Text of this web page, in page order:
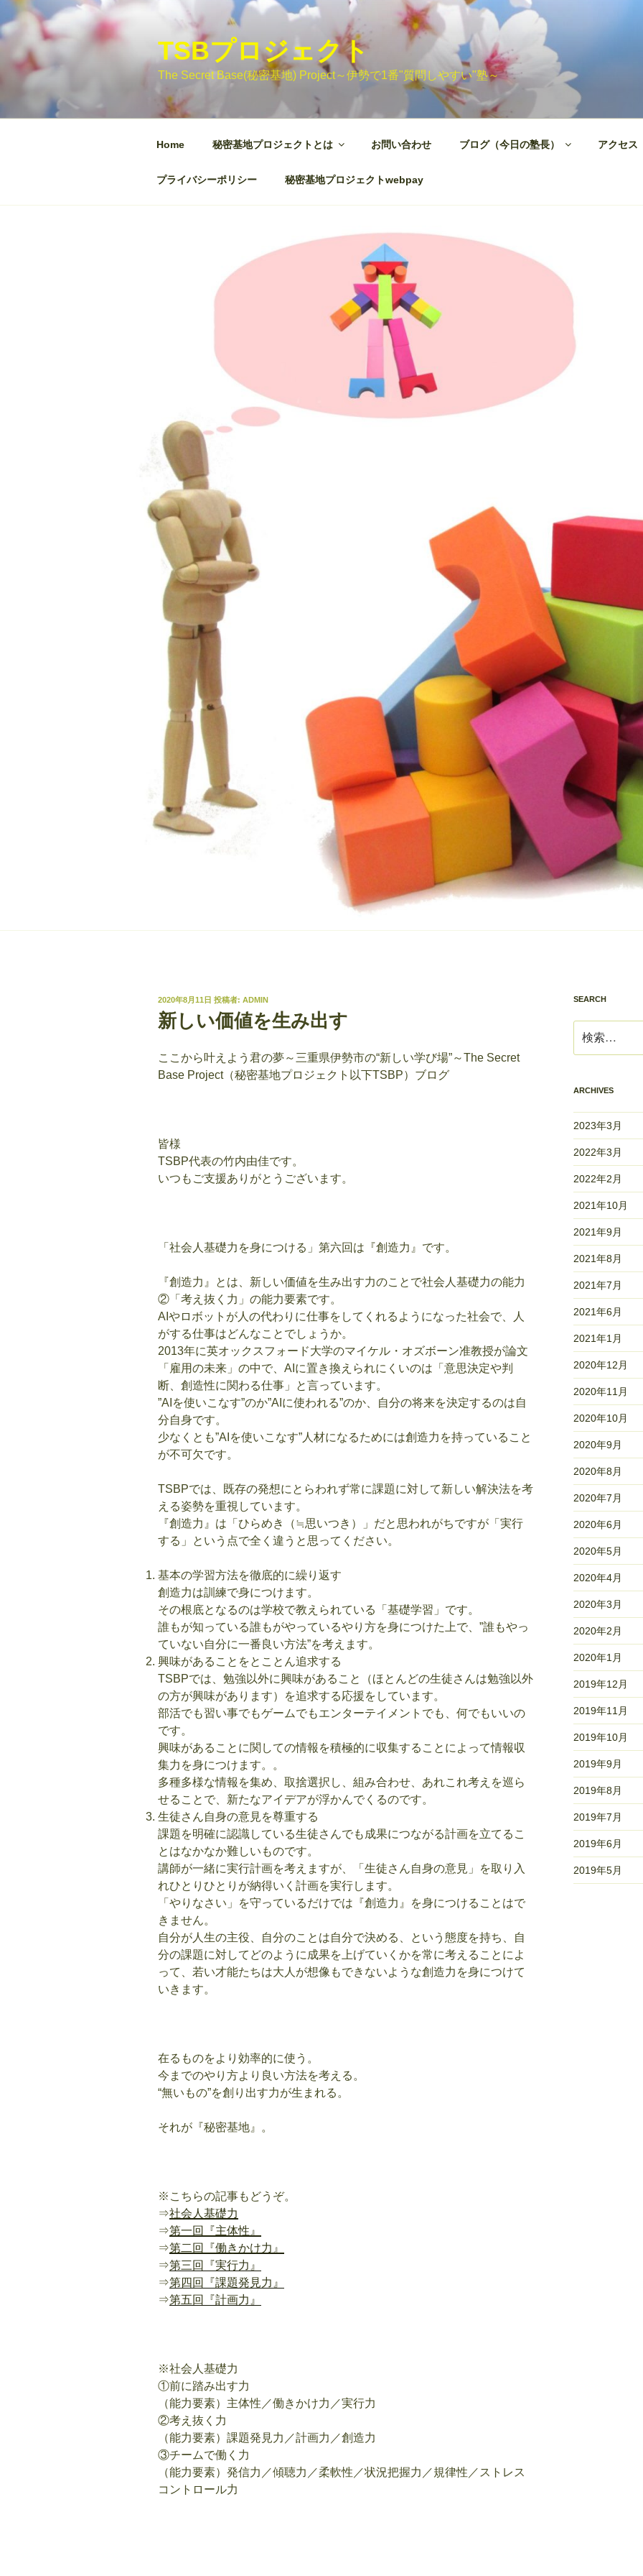
ン
テ
TSBプロジェクト
The Secret Base(秘密基地) Project～伊勢で1番"質問しやすい"塾～
Home 秘密基地プロジェクトとは お問い合わせ ブログ（今日の塾長） アクセス
プライバシーポリシー 秘密基地プロジェクトwebpay
投
稿
日:
2020年8月11日 投稿者: ADMIN
新しい価値を生み出す
ここから叶えよう君の夢～三重県伊勢市の“新しい学び場”～The Secret
Base Project（秘密基地プロジェクト以下TSBP）ブログ
皆様
TSBP代表の竹内由佳です。
いつもご支援ありがとうございます。
「社会人基礎力を身につける」第六回は『創造力』です。
『創造力』とは、新しい価値を生み出す力のことで社会人基礎力の能力
②「考え抜く力」の能力要素です。
AIやロボットが人の代わりに仕事をしてくれるようになった社会で、人
がする仕事はどんなことでしょうか。
2013年に英オックスフォード大学のマイケル・オズボーン准教授が論文
「雇用の未来」の中で、AIに置き換えられにくいのは「意思決定や判
断、創造性に関わる仕事」と言っています。
”AIを使いこなす”のか”AIに使われる”のか、自分の将来を決定するのは自
分自身です。
少なくとも”AIを使いこなす”人材になるためには創造力を持っていること
が不可欠です。
TSBPでは、既存の発想にとらわれず常に課題に対して新しい解決法を考
える姿勢を重視しています。
『創造力』は「ひらめき（≒思いつき）」だと思われがちですが「実行
する」という点で全く違うと思ってください。
基本の学習方法を徹底的に繰り返す
創造力は訓練で身につけます。
その根底となるのは学校で教えられている「基礎学習」です。
誰もが知っている誰もがやっているやり方を身につけた上で、”誰もやっ
ていない自分に一番良い方法”を考えます。
興味があることをとことん追求する
TSBPでは、勉強以外に興味があること（ほとんどの生徒さんは勉強以外
の方が興味があります）を追求する応援をしています。
部活でも習い事でもゲームでもエンターテイメントでも、何でもいいの
です。
興味があることに関しての情報を積極的に収集することによって情報収
集力を身につけます。。
多種多様な情報を集め、取捨選択し、組み合わせ、あれこれ考えを巡ら
せることで、新たなアイデアが浮かんでくるのです。
生徒さん自身の意見を尊重する
課題を明確に認識している生徒さんでも成果につながる計画を立てるこ
とはなかなか難しいものです。
講師が一緒に実行計画を考えますが、「生徒さん自身の意見」を取り入
れひとりひとりが納得いく計画を実行します。
「やりなさい」を守っているだけでは『創造力』を身につけることはで
きません。
自分が人生の主役、自分のことは自分で決める、という態度を持ち、自
分の課題に対してどのように成果を上げていくかを常に考えることによ
って、若い才能たちは大人が想像もできないような創造力を身につけて
いきます。
在るものをより効率的に使う。
今までのやり方より良い方法を考える。
“無いもの”を創り出す力が生まれる。
それが『秘密基地』。
※こちらの記事もどうぞ。
⇒社会人基礎力
⇒第一回『主体性』
⇒第二回『働きかけ力』
⇒第三回『実行力』
⇒第四回『課題発見力』
⇒第五回『計画力』
※社会人基礎力
①前に踏み出す力
（能力要素）主体性／働きかけ力／実行力
②考え抜く力
（能力要素）課題発見力／計画力／創造力
③チームで働く力
（能力要素）発信力／傾聴力／柔軟性／状況把握力／規律性／ストレス
コントロール力
SEARCH
索:
ARCHIVES
2023年3月
2022年3月
2022年2月
2021年10月
2021年9月
2021年8月
2021年7月
2021年6月
2021年1月
2020年12月
2020年11月
2020年10月
2020年9月
2020年8月
2020年7月
2020年6月
2020年5月
2020年4月
2020年3月
2020年2月
2020年1月
2019年12月
2019年11月
2019年10月
2019年9月
2019年8月
2019年7月
2019年6月
2019年5月